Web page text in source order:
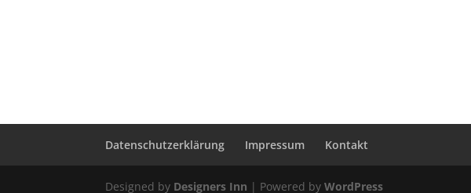
Datenschutzerklärung Impressum Kontakt
Designed by Designers Inn | Powered byWordPress